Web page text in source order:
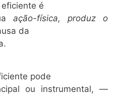
é
ação-física, produz o
da
pode
ou instrumental, —